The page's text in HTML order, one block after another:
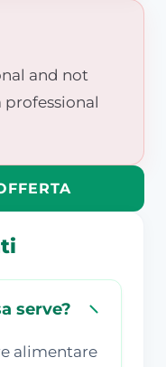
and not
professional
serve?
alimentare